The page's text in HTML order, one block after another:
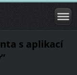
s aplikací